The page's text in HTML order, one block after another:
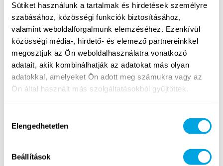
Sütiket használunk a tartalmak és hirdetések személyre
szabásához, közösségi funkciók biztosításához,
valamint weboldalforgalmunk elemzéséhez. Ezenkívül
közösségi média-, hirdető- és elemező partnereinkkel
megosztjuk az Ön weboldalhasználatra vonatkozó
adatait, akik kombinálhatják az adatokat más olyan
adatokkal, amelyeket Ön adott meg számukra vagy az
Ön által használt más szolgáltatásokból gyűjtöttek.
kiválasztása
Elengedhetetlen
Beállítások
Outdoor workout
(cross köredzés)
ÚJ TARTALOM
Tenisz & racketlon